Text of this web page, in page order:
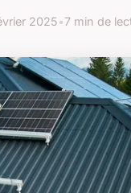
2025•7 min de